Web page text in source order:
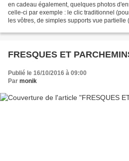
en cadeau également, quelques photos
celle-ci par exemple : le clic traditionnel
les vôtres, de simples supports vue partielle
FRESQUES ET
Publié le 16/10/2016 à 09:00
Par monik